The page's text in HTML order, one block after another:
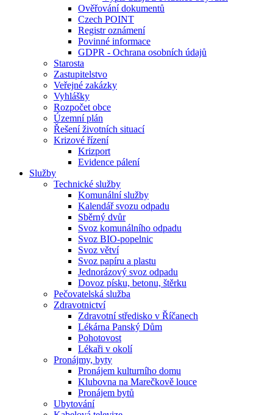
Ověřování dokumentů
Czech POINT
Registr oznámení
Povinné informace
GDPR - Ochrana osobních údajů
Starosta
Zastupitelstvo
Veřejné zakázky
Vyhlášky
Rozpočet obce
Územní plán
Řešení životních situací
Krizové řízení
Krizport
Evidence pálení
Služby
Technické služby
Komunální služby
Kalendář svozu odpadu
Sběrný dvůr
Svoz komunálního odpadu
Svoz BIO-popelnic
Svoz větví
Svoz papíru a plastu
Jednorázový svoz odpadu
Dovoz písku, betonu, štěrku
Pečovatelská služba
Zdravotnictví
Zdravotní středisko v Říčanech
Lékárna Panský Dům
Pohotovost
Lékaři v okolí
Pronájmy, byty
Pronájem kulturního domu
Klubovna na Marečkově louce
Pronájem bytů
Ubytování